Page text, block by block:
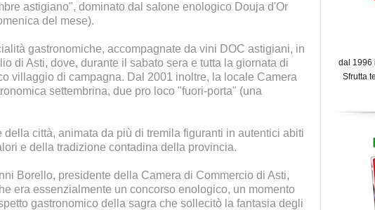
astigiano", dominato dal salone enologico Douja d'Or
del mese).
gastronomiche, accompagnate da vini DOC astigiani, in
di Asti, dove, durante il sabato sera e tutta la giornata di
villaggio di campagna. Dal 2001 inoltre, la locale Camera
settembrina, due pro loco "fuori-porta" (una
città, animata da più di tremila figuranti in autentici abiti
e della tradizione contadina della provincia.
Borello, presidente della Camera di Commercio di Asti,
era essenzialmente un concorso enologico, un momento
gastronomico della sagra che sollecitò la fantasia degli
dal 1996
Sfrutta